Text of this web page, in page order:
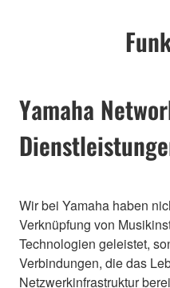
Yamaha
Wir bei Yamaha haben
Verknüpfung von
Technologien geleistet,
Verbindungen, die das
Netzwerkinfrastruktur